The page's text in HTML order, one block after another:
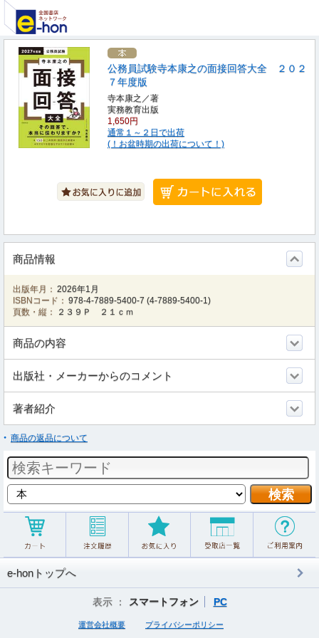
公務員試験寺本康之の面接回答大全 ２０２
７年度版
寺本康之／著
実務教育出版
1,650円
通常１～２日で出荷
(！お盆時期の出荷について！)
商品情報
出版年月： 2026年1月
ISBNコード： 978-4-7889-5400-7 (4-7889-5400-1)
頁数・縦：
２３９Ｐ ２１ｃｍ
商品の内容
出版社・メーカーからのコメント
著者紹介
商品の返品について
e-honトップへ
表示 ： スマートフォン PC
運営会社概要 プライバシーポリシー